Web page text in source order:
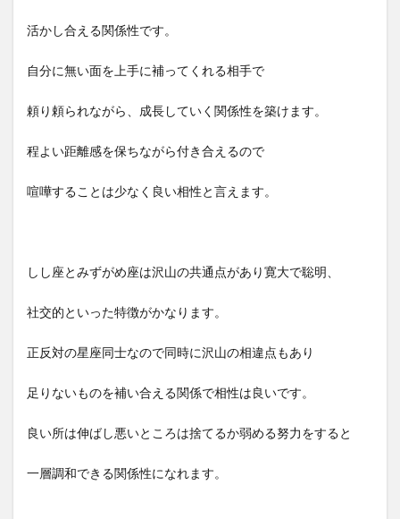
活かし合える関係性です。
自分に無い面を上手に補ってくれる相手で
頼り頼られながら、成長していく関係性を築けます。
程よい距離感を保ちながら付き合えるので
喧嘩することは少なく良い相性と言えます。
しし座とみずがめ座は沢山の共通点があり寛大で聡明、
社交的といった特徴がかなります。
正反対の星座同士なので同時に沢山の相違点もあり
足りないものを補い合える関係で相性は良いです。
良い所は伸ばし悪いところは捨てるか弱める努力をすると
一層調和できる関係性になれます。